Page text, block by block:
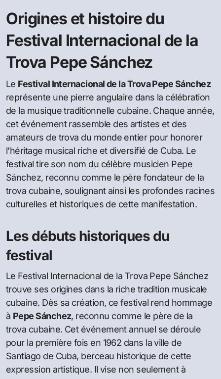
Origines et histoire du
Festival Internacional de la
Trova Pepe Sánchez
Le Festival Internacional de la Trova Pepe Sánchez
représente une pierre angulaire dans la célébration
de la musique traditionnelle cubaine. Chaque année,
cet événement rassemble des artistes et des
amateurs de trova du monde entier pour honorer
l’héritage musical riche et diversifié de Cuba. Le
festival tire son nom du célèbre musicien Pepe
Sánchez, reconnu comme le père fondateur de la
trova cubaine, soulignant ainsi les profondes racines
culturelles et historiques de cette manifestation.
Les débuts historiques du
festival
Le Festival Internacional de la Trova Pepe Sánchez
trouve ses origines dans la riche tradition musicale
cubaine. Dès sa création, ce festival rend hommage
à Pepe Sánchez, reconnu comme le père de la
trova cubaine. Cet événement annuel se déroule
pour la première fois en 1962 dans la ville de
Santiago de Cuba, berceau historique de cette
expression artistique. Il vise non seulement à